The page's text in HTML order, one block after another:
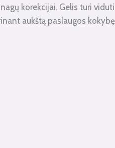
korekcijai. Gelis turi
aukštą paslaugos